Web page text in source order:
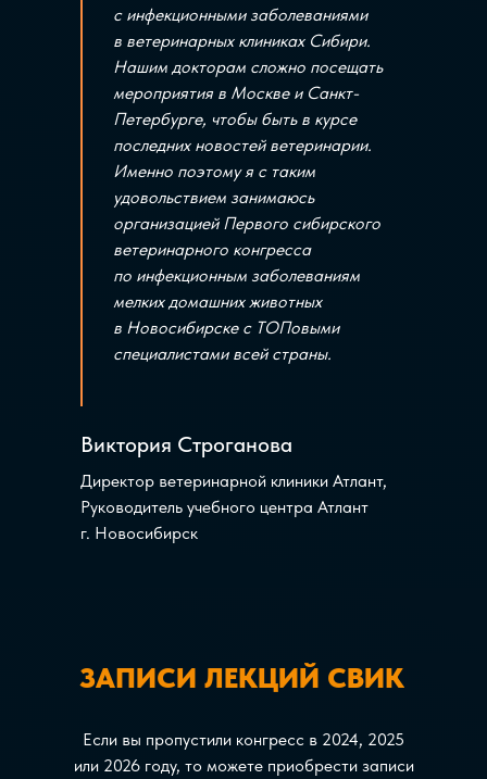
Виктория Строганова
Директор ветеринарной клиники Атлант,
Руководитель учебного центра Атлант
г. Новосибирск
с инфекционными заболеваниями
в ветеринарных клиниках Сибири.
Нашим докторам сложно посещать
мероприятия в Москве и Санкт-
Петербурге, чтобы быть в курсе
последних новостей ветеринарии.
Именно поэтому я с таким
удовольствием занимаюсь
организацией Первого сибирского
ветеринарного конгресса
по инфекционным заболеваниям
мелких домашних животных
в Новосибирске с ТОПовыми
специалистами всей страны.
ЗАПИСИ ЛЕКЦИЙ СВИК
Если вы пропустили конгресс в 2024, 2025
или 2026 году, то можете приобрести записи